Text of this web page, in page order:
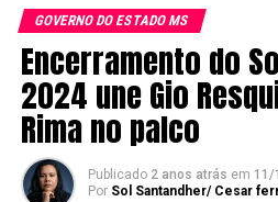
GOVERNO DO ESTADO MS
Encerramento do
2024 une Gio
Rima no palco
Publicado 2 anos atrás em 11/
Por Sol Santandher/ Cesar